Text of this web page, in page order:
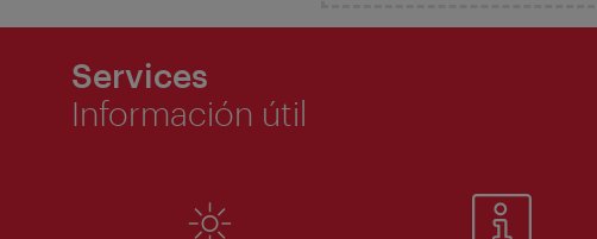
Services
Información útil